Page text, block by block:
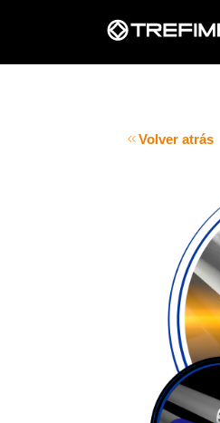
Volver atrás